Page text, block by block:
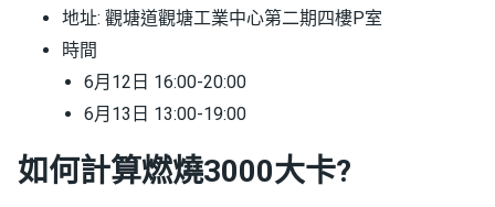
地址: 觀塘道觀塘工業中心第二期四樓P室
時間
6月12日 16:00-20:00
6月13日 13:00-19:00
如何計算燃燒3000大卡?